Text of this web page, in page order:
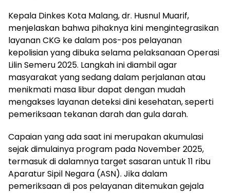
​Kepala Dinkes Kota Malang, dr. Husnul Muarif,
menjelaskan bahwa pihaknya kini mengintegrasikan
layanan CKG ke dalam pos-pos pelayanan
kepolisian yang dibuka selama pelaksanaan Operasi
Lilin Semeru 2025. Langkah ini diambil agar
masyarakat yang sedang dalam perjalanan atau
menikmati masa libur dapat dengan mudah
mengakses layanan deteksi dini kesehatan, seperti
pemeriksaan tekanan darah dan gula darah.
​Capaian yang ada saat ini merupakan akumulasi
sejak dimulainya program pada November 2025,
termasuk di dalamnya target sasaran untuk 11 ribu
Aparatur Sipil Negara (ASN). Jika dalam
pemeriksaan di pos pelayanan ditemukan gejala